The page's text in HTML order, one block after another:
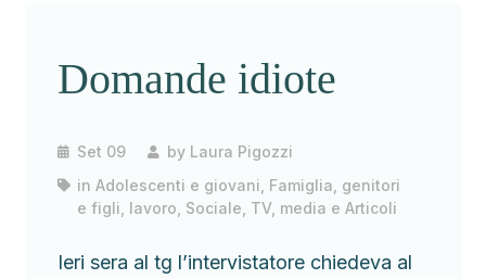
Domande idiote
Set 09 by Laura Pigozzi
inAdolescenti e giovani Famiglia, genitori
e figli lavoro Sociale TV, media e Articoli
Ieri sera al tg l’intervistatore chiedeva al